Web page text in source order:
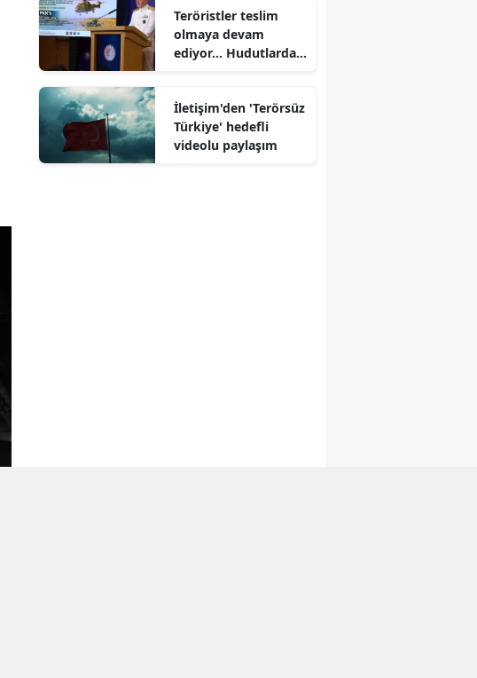
Teröristler teslim
olmaya devam
ediyor... Hudutlarda
İletişim'den 'Terörsüz
Türkiye' hedefli
videolu paylaşım